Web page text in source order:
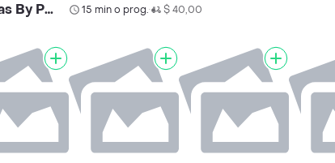
Veterinaria Atenas By Palermo 15 min o prog.• $ 40,00